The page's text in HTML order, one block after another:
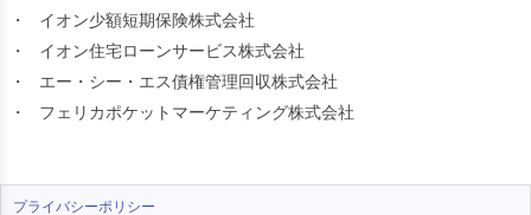
・
イオン少額短期保険株式会社
・
イオン住宅ローンサービス株式会社
・
エー・シー・エス債権管理回収株式会社
・
フェリカポケットマーケティング株式会社
プライバシーポリシー